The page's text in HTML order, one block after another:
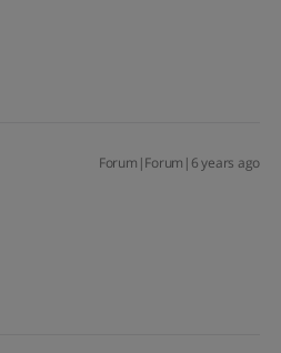
Forum|Forum|6 years ago